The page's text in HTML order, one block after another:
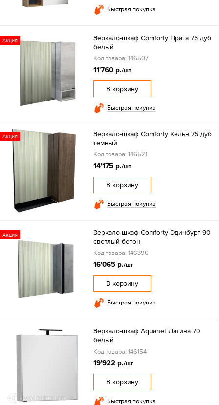
Быстрая покупка
Акция
Зеркало-шкаф Comforty Прага 75 дуб
белый
Код товара: 146507
11'760 р./шт
В корзину
Быстрая покупка
Акция
Зеркало-шкаф Comforty Кёльн 75 дуб
темный
Код товара: 146521
14'175 р./шт
В корзину
Быстрая покупка
Акция
Зеркало-шкаф Comforty Эдинбург 90
светлый бетон
Код товара: 146396
16'065 р./шт
В корзину
Быстрая покупка
Зеркало-шкаф Aquanet Латина 70
белый
Код товара: 146154
19'922 р./шт
В корзину
Быстрая покупка